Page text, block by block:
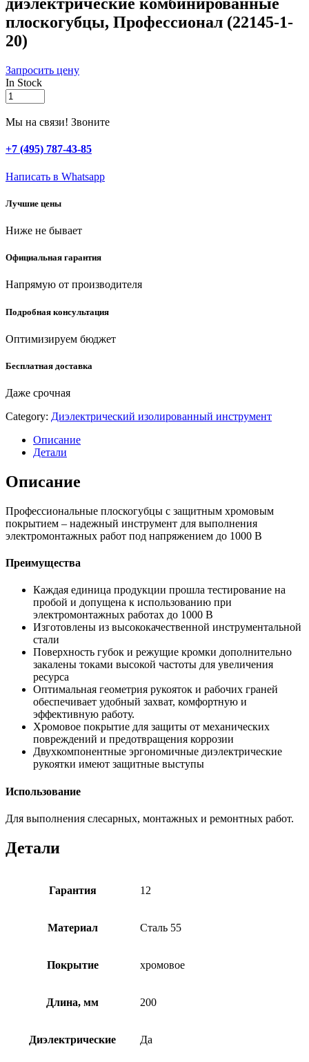
диэлектрические комбинированные
плоскогубцы, Профессионал (22145-1-
20)
Запросить цену
In Stock
ЗУБР
Профиэлектрик,
200
диэлектрические
комбинированные
Профессионал
1-
quantity
Мы на связи! Звоните
+7 (495) 787-43-85
Написать в Whatsapp
Лучшие цены
Ниже не бывает
Официальная гарантия
Напрямую от производителя
Подробная консультация
Оптимизируем бюджет
Бесплатная доставка
Даже срочная
Category: Диэлектрический изолированный инструмент
Описание
Детали
Описание
Профессиональные плоскогубцы с защитным хромовым
покрытием – надежный инструмент для выполнения
электромонтажных работ под напряжением до 1000 В
Преимущества
Каждая единица продукции прошла тестирование на
пробой и допущена к использованию при
электромонтажных работах до 1000 В
Изготовлены из высококачественной инструментальной
стали
Поверхность губок и режущие кромки дополнительно
закалены токами высокой частоты для увеличения
ресурса
Оптимальная геометрия рукояток и рабочих граней
обеспечивает удобный захват, комфортную и
эффективную работу.
Хромовое покрытие для защиты от механических
повреждений и предотвращения коррозии
Двухкомпонентные эргономичные диэлектрические
рукоятки имеют защитные выступы
Использование
Для выполнения слесарных, монтажных и ремонтных работ.
Детали
Гарантия 12
Материал Сталь 55
Покрытие хромовое
Длина, мм 200
Диэлектрические Да